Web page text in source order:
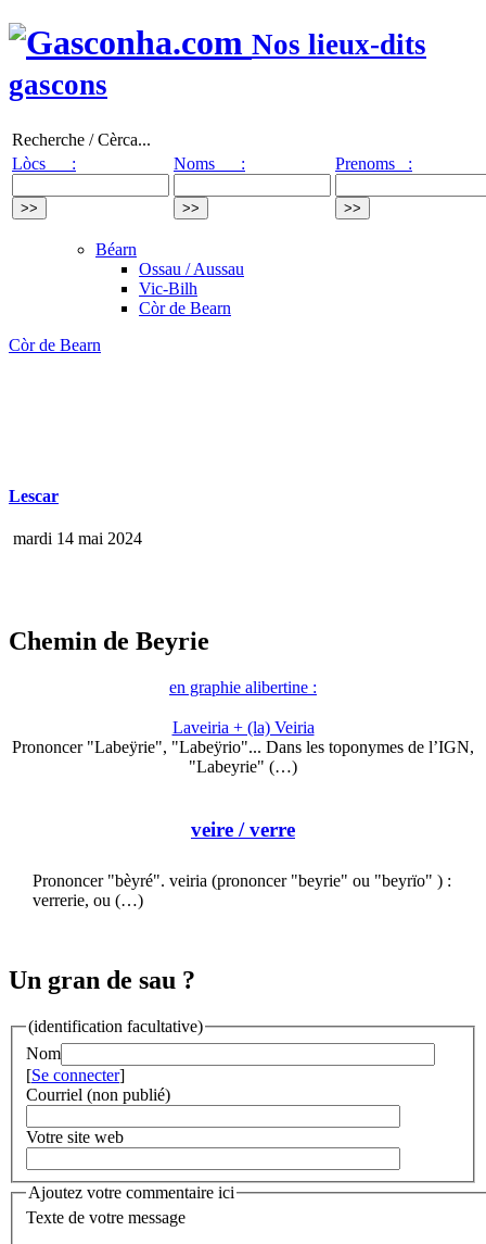
Nos lieux-dits
gascons
Recherche / Cèrca...
Lòcs :
Noms : Prenoms :
Béarn
Ossau / Aussau
Vic-Bilh
Còr de Bearn
Còr de Bearn
Lescar
mardi 14 mai 2024
Chemin de Beyrie
en graphie alibertine :
Laveiria + (la) Veiria
Prononcer "Labeÿrie", "Labeÿrio"... Dans les toponymes de l’IGN,
"Labeyrie" (…)
veire / verre
Prononcer "bèyré". veiria (prononcer "beyrie" ou "beyrïo" ) :
verrerie, ou (…)
Un gran de sau ?
(identification facultative)
Nom
[Se connecter]
Courriel (non publié)
Votre site web
Ajoutez votre commentaire ici
Texte de votre message